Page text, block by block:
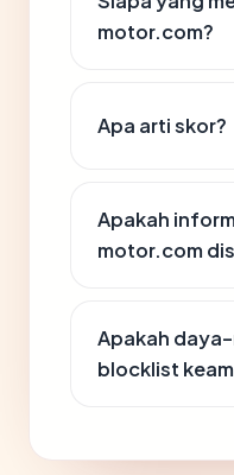
motor.com?
Apa arti skor?
Apakah
motor.com
Apakah
blocklist